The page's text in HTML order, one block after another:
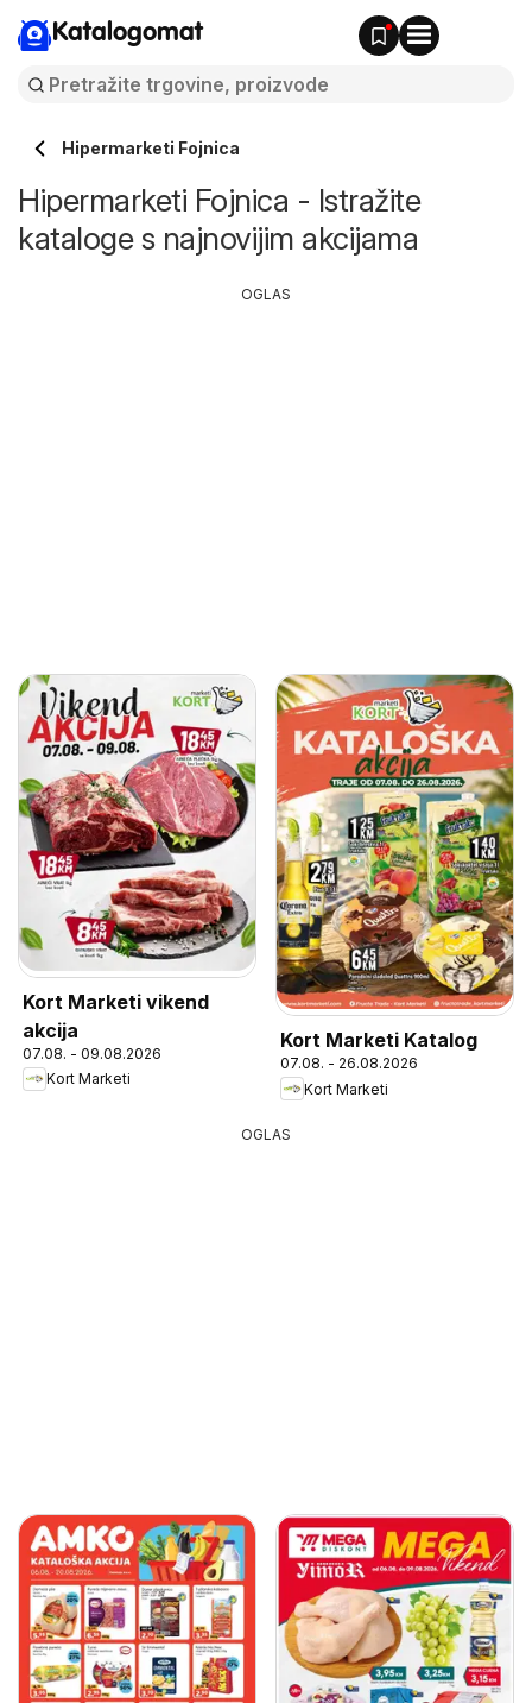
Katalogomat
Hipermarketi Fojnica
Hipermarketi Fojnica - Istražite
kataloge s najnovijim akcijama
Kort Marketi vikend
akcija
07.08. - 09.08.2026
Kort Marketi
Kort Marketi Katalog
07.08. - 26.08.2026
Kort Marketi
OGLAS
OGLAS